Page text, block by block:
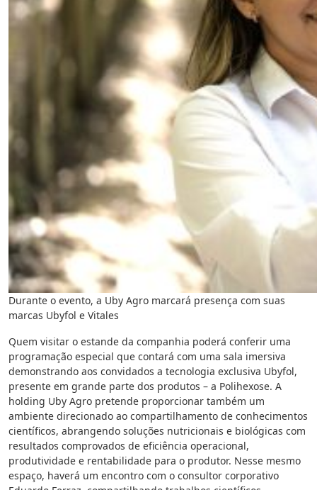
Durante o evento, a Uby Agro marcará presença com suas
marcas Ubyfol e Vitales
Quem visitar o estande da companhia poderá conferir uma
programação especial que contará com uma sala imersiva
demonstrando aos convidados a tecnologia exclusiva Ubyfol,
presente em grande parte dos produtos – a Polihexose. A
holding Uby Agro pretende proporcionar também um
ambiente direcionado ao compartilhamento de conhecimentos
científicos, abrangendo soluções nutricionais e biológicas com
resultados comprovados de eficiência operacional,
produtividade e rentabilidade para o produtor. Nesse mesmo
espaço, haverá um encontro com o consultor corporativo